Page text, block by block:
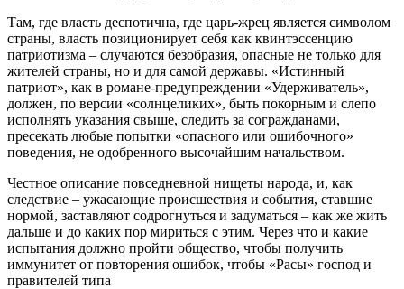
Там, где власть деспотична, где царь-жрец является символом
страны, власть позиционирует себя как квинтэссенцию
патриотизма – случаются безобразия, опасные не только для
жителей страны, но и для самой державы. «Истинный
патриот», как в романе-предупреждении «Удерживатель»,
должен, по версии «солнцеликих», быть покорным и слепо
исполнять указания свыше, следить за согражданами,
пресекать любые попытки «опасного или ошибочного»
поведения, не одобренного высочайшим начальством.
Честное описание повседневной нищеты народа, и, как
следствие – ужасающие происшествия и события, ставшие
нормой, заставляют содрогнуться и задуматься – как же жить
дальше и до каких пор мириться с этим. Через что и какие
испытания должно пройти общество, чтобы получить
иммунитет от повторения ошибок, чтобы «Расы» господ и
правителей типа